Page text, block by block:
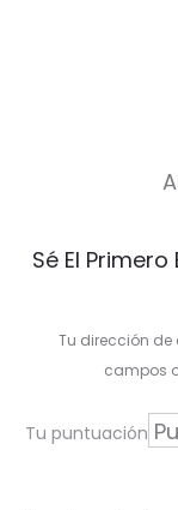
V
a
r
Sé El
Tu dirección de
campos
Tu puntuación